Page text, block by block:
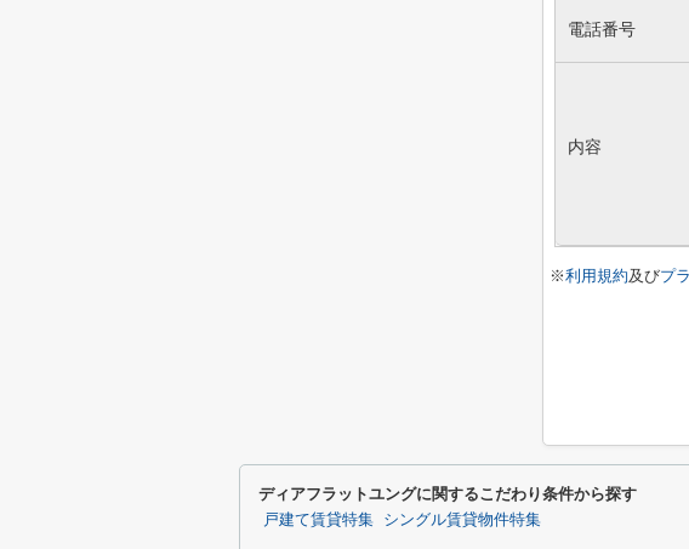
電話番号
内容
※利用規約及びプ
ディアフラットユングに関するこだわり条件から探す
戸建て賃貸特集 シングル賃貸物件特集